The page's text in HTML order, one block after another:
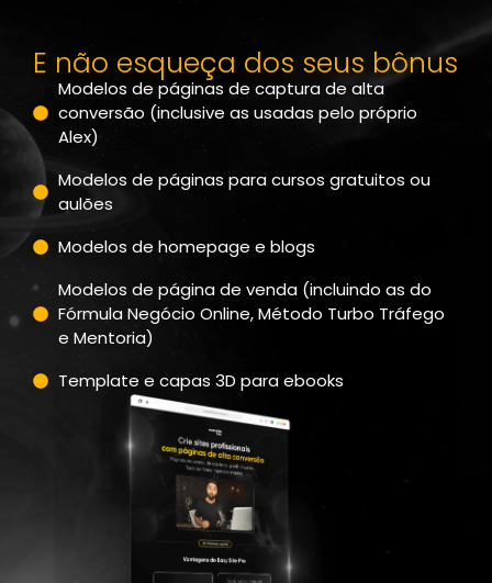
E não esqueça dos seus bônus
Modelos de páginas de captura de alta
conversão (inclusive as usadas pelo próprio
Alex)
Modelos de páginas para cursos gratuitos ou
aulões
Modelos de homepage e blogs
Modelos de página de venda (incluindo as do
Fórmula Negócio Online, Método Turbo Tráfego
e Mentoria)
Template e capas 3D para ebooks